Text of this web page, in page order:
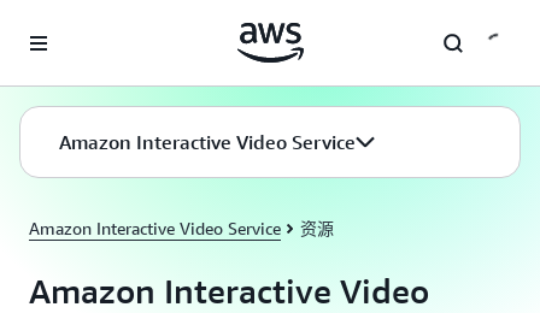
Amazon Interactive Video Service 资源
Amazon Interactive Video
Amazon Interactive Video Service